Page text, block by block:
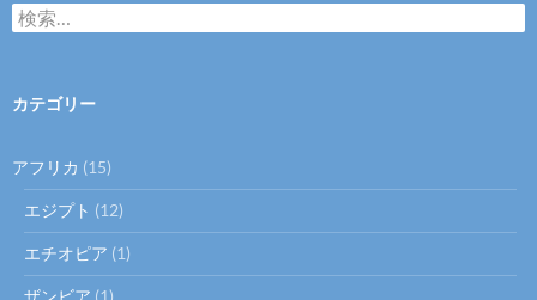
検
索
カテゴリー
アフリカ (15)
エジプト (12)
エチオピア (1)
ザンビア (1)